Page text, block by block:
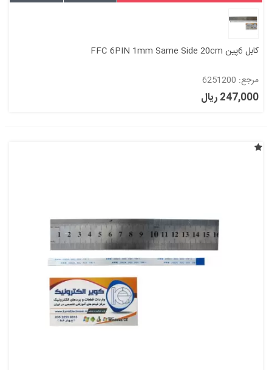
کابل 6پین FFC 6PIN 1mm Same Side 20cm
مرجع: 6251200
247,000 ریال